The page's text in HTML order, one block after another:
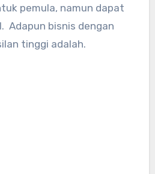
pemula, namun dapat
Adapun bisnis dengan
tinggi adalah.